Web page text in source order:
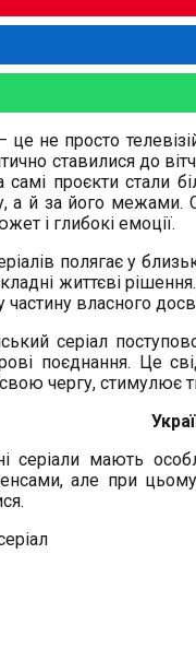
це не просто
ставилися до
самі проєкти стали
а й за його межами.
і глибокі емоції.
полягає у
життєві
частину власного
серіал
поєднання. Це
чергу, стимулює
серіали мають
але при